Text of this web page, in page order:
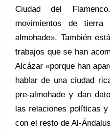
Ciudad del
movimientos de
almohade». También
trabajos que se han
Alcázar «porque han
hablar de una ciudad
pre-almohade y dan
las relaciones políticas
con el resto de Al-